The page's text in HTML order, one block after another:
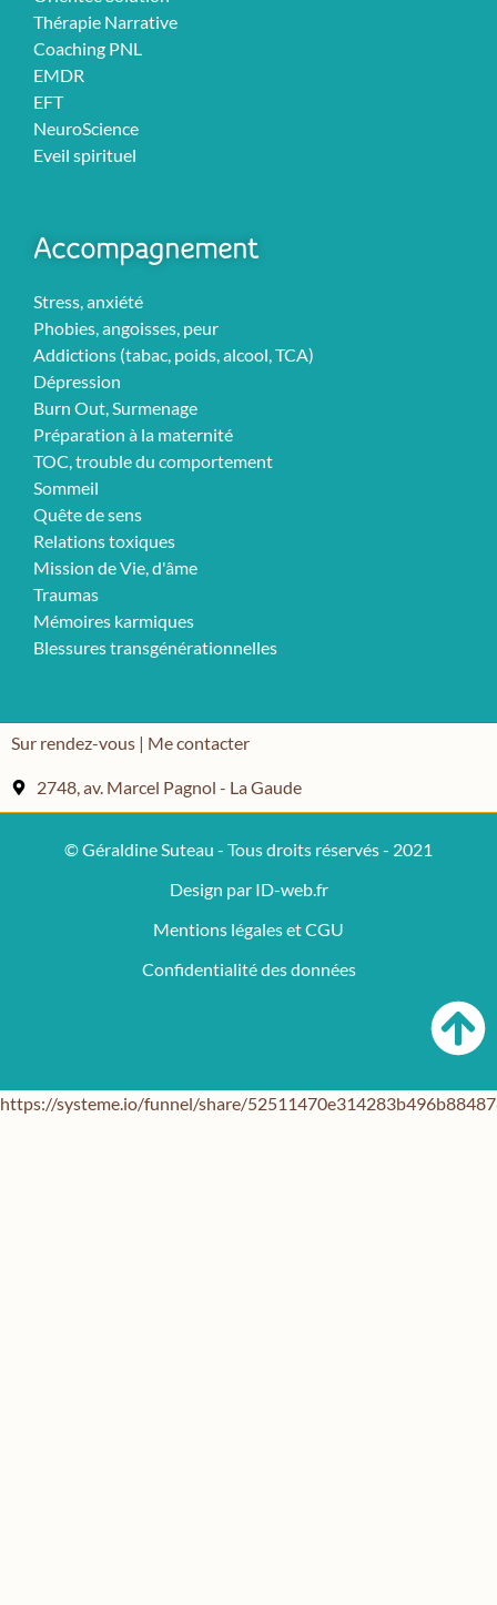
Thérapie Narrative
Coaching PNL
EMDR
EFT
NeuroScience
Eveil spirituel
Accompagnement
Stress, anxiété
Phobies, angoisses, peur
Addictions (tabac, poids, alcool, TCA)
Dépression
Burn Out, Surmenage
Préparation à la maternité
TOC, trouble du comportement
Sommeil
Quête de sens
Relations toxiques
Mission de Vie, d'âme
Traumas
Mémoires karmiques
Blessures transgénérationnelles
Sur rendez-vous | Me contacter
2748, av. Marcel Pagnol - La Gaude
© Géraldine Suteau - Tous droits réservés - 2021
Design par ID-web.fr
Mentions légales et CGU
Confidentialité des données
https://systeme.io/funnel/share/